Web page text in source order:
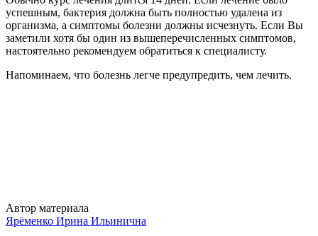
успешным, бактерия должна быть полностью удалена из
организма, а симптомы болезни должны исчезнуть. Если Вы
заметили хотя бы один из вышеперечисленных симптомов,
настоятельно рекомендуем обратиться к специалисту.
Напоминаем, что болезнь легче предупредить, чем лечить.
Автор материала
Ярёменко Ирина Ильинична